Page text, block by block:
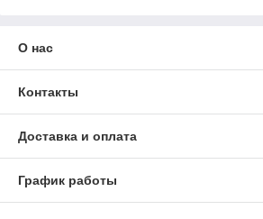
О нас
Контакты
Доставка и оплата
График работы